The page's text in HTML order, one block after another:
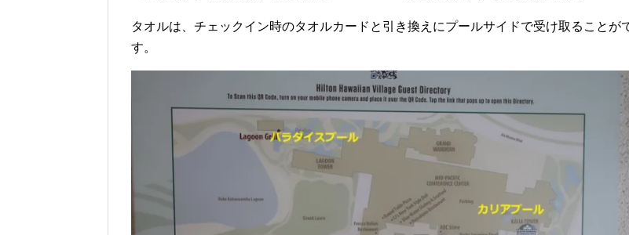
タオルは、チェックイン時のタオルカードと引き換えにプールサイドで受け取ることが
す。